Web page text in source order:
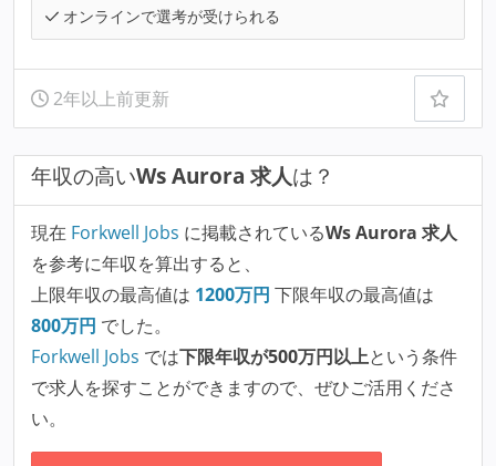
オンラインで選考が受けられる
2年以上前更新
年収の高いWs Aurora 求人は？
現在 Forkwell Jobs に掲載されているWs Aurora 求人
を参考に年収を算出すると、
上限年収の最高値は 1200万円 下限年収の最高値は
800万円 でした。
Forkwell Jobs では下限年収が500万円以上という条件
で求人を探すことができますので、ぜひご活用くださ
い。